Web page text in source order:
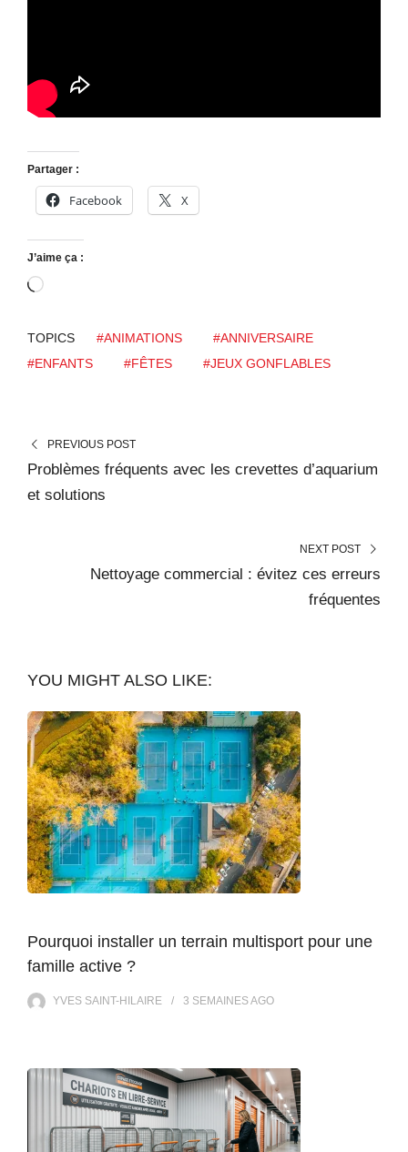
Partager :
Facebook X
J’aime ça :
C
a
r
m
e
n
TOPICS #ANIMATIONS
#ANNIVERSAIRE
#ENFANTS
#FÊTES #JEUX GONFLABLES
PREVIOUS POST
Problèmes fréquents avec les crevettes d’aquarium
et solutions
NEXT POST
Nettoyage commercial : évitez ces erreurs
fréquentes
YOU MIGHT ALSO LIKE:
Pourquoi installer un terrain multisport pour une
famille active ?
YVES SAINT-HILAIRE 3 SEMAINESAGO